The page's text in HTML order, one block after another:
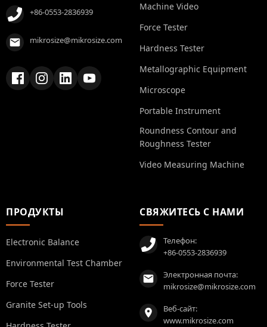
+86-0553-2836939
mikrosize@mikrosize.com
Machine Video
Force Tester
Hardness Tester
Metallographic Equipment
Microscope
Portable Instrument
Roundness Contour and
Roughness Tester
Video Measuring Machine
ПРОДУКТЫ
Electronic Balance
Environmental Test Chamber
Force Tester
Granite Set-up Tools
СВЯЖИТЕСЬ С НАМИ
Телефон:
+86-0553-2836939
Электронная почта:
mikrosize@mikrosize.com
Веб-сайт:
www.mikrosize.com